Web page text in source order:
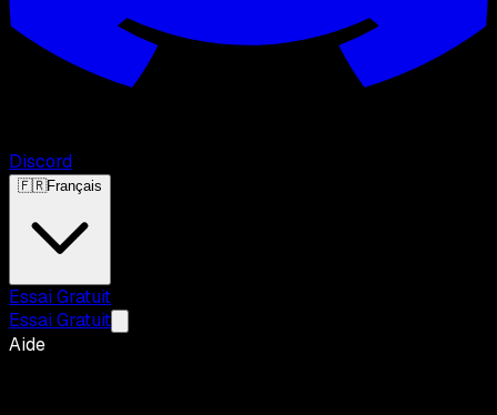
Discord
🇫🇷Français
Essai Gratuit
Essai Gratuit
Aide